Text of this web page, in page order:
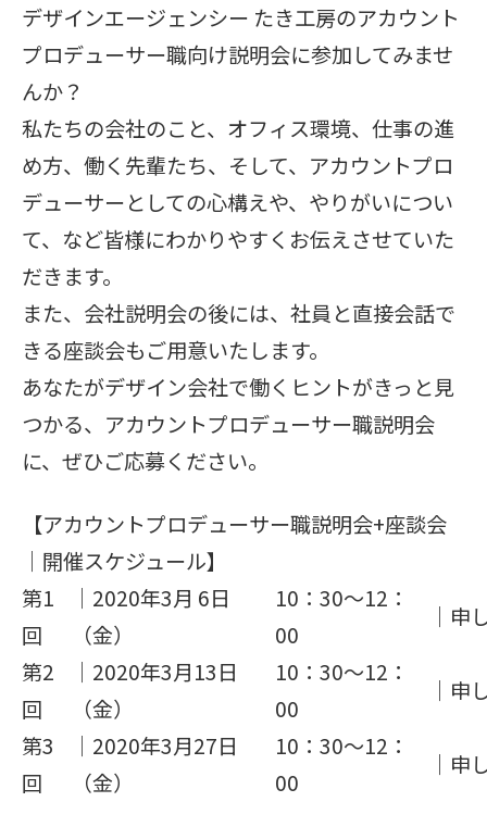
デザインエージェンシー たき工房のアカウント
プロデューサー職向け説明会に参加してみませ
んか？
私たちの会社のこと、オフィス環境、仕事の進
め方、働く先輩たち、そして、アカウントプロ
デューサーとしての心構えや、やりがいについ
て、など皆様にわかりやすくお伝えさせていた
だきます。
また、会社説明会の後には、社員と直接会話で
きる座談会もご用意いたします。
あなたがデザイン会社で働くヒントがきっと見
つかる、アカウントプロデューサー職説明会
に、ぜひご応募ください。
【アカウントプロデューサー職説明会+座談会
｜開催スケジュール】
第1
回
｜2020年3月 6日
（金）
10：30～12：
00
｜申
第2
回
｜2020年3月13日
（金）
10：30～12：
00
｜申
第3
回
｜2020年3月27日
（金）
10：30～12：
00
｜申